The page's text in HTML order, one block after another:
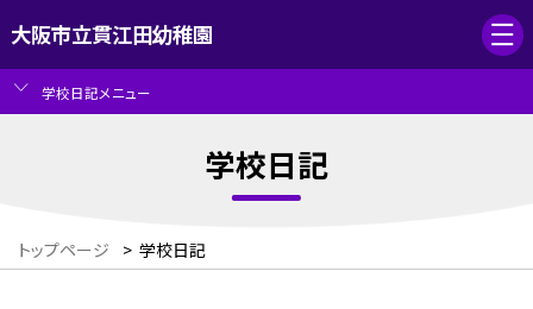
大阪市立貫江田幼稚園
学校日記メニュー
学校日記
トップページ > 学校日記